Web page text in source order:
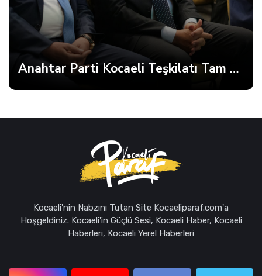
Anahtar Parti Kocaeli Teşkilatı Tam Kadro Toplandı
Kocaeli'nin Nabzını Tutan Site Kocaeliparaf.com'a
Hoşgeldiniz. Kocaeli'in Güçlü Sesi, Kocaeli Haber, Kocaeli
Haberleri, Kocaeli Yerel Haberleri